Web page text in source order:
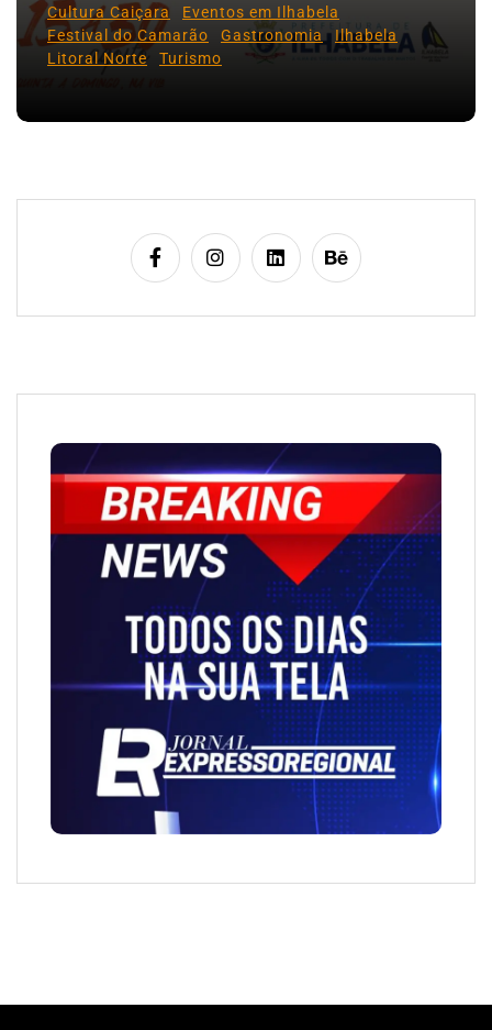
Cultura Caiçara
Eventos em Ilhabela
Festival do Camarão
Gastronomia
Ilhabela
Litoral Norte
Turismo